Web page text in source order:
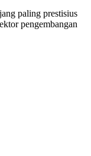
paling prestisius
pengembangan